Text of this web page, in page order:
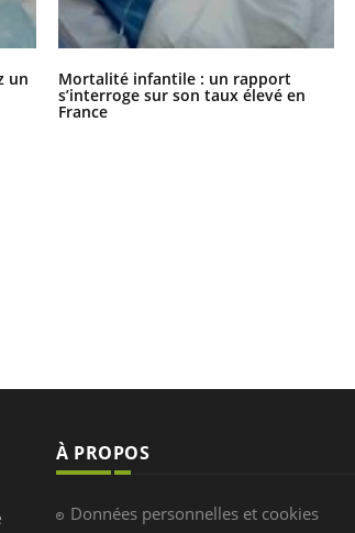
un Mortalité infantile : un rapport
s’interroge sur son taux élevé en
France
À PROPOS
Données personnelles et cookies